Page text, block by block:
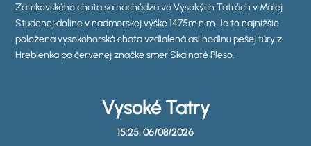
Zamkovského chata sa nachádza vo Vysokých Tatrách v Malej
Studenej doline v nadmorskej výške 1475m n.m. Je to najnižšie
položená vysokohorská chata vzdialená asi hodinu pešej túry z
Hrebienka po červenej značke smer Skalnaté Pleso.
Vysoké Tatry
15:25,06/08/2026